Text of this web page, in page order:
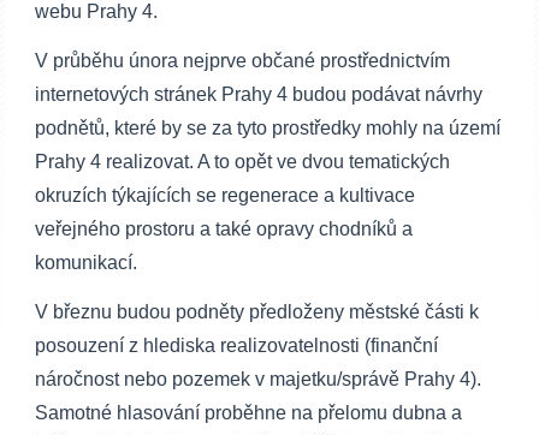
webu Prahy 4.
V průběhu února nejprve občané prostřednictvím
internetových stránek Prahy 4 budou podávat návrhy
podnětů, které by se za tyto prostředky mohly na území
Prahy 4 realizovat. A to opět ve dvou tematických
okruzích týkajících se regenerace a kultivace
veřejného prostoru a také opravy chodníků a
komunikací.
V březnu budou podněty předloženy městské části k
posouzení z hlediska realizovatelnosti (finanční
náročnost nebo pozemek v majetku/správě Prahy 4).
Samotné hlasování proběhne na přelomu dubna a